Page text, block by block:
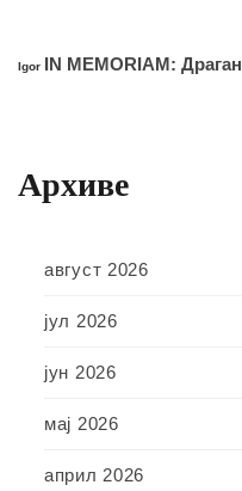
Igor IN MEMORIAM:
Архиве
август 2026
јул 2026
јун 2026
мај 2026
април 2026